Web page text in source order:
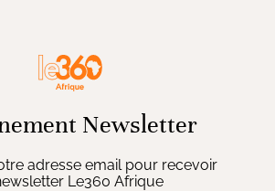
Newsletter
adresse email pour recevoir
Le360 Afrique